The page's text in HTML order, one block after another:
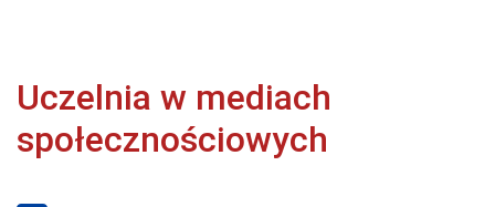
Uczelnia w mediach
społecznościowych